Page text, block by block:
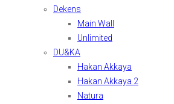
Dekens
Main Wall
Unlimited
DU&KA
Hakan Akkaya
Hakan Akkaya 2
Natura